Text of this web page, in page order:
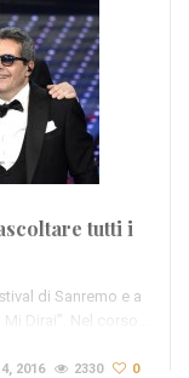
tutti i
di Sanremo e a
Dirai”. Nel corso…
2016 2330 0